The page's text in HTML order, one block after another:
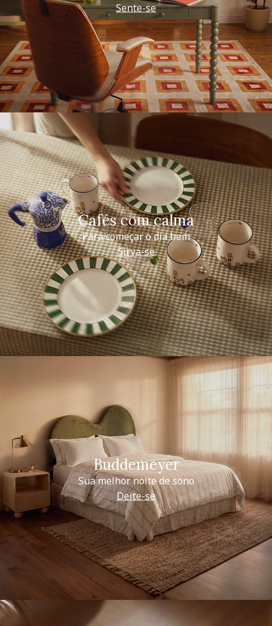
Sente-se
Cafés com calma
Para começar o dia bem
Sirva-se
Buddemeyer
Sua melhor noite de sono
Deite-se